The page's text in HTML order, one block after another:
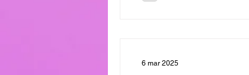
6 mar 2025